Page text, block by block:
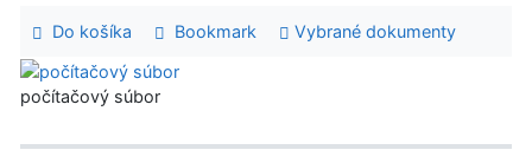
Do košíka Bookmark Vybrané dokumenty
počítačový súbor